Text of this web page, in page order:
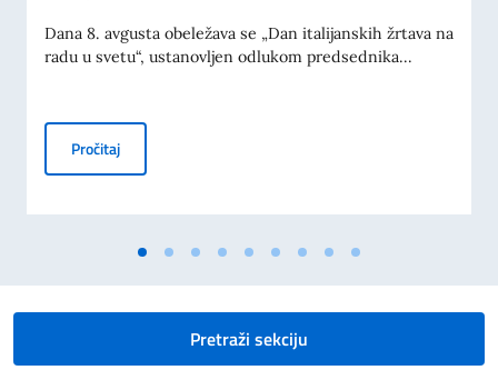
Dana 8. avgusta obeležava se „Dan italijanskih žrtava na
radu u svetu“, ustanovljen odlukom predsednika...
PročitajKOMEMORACIJA 70. GODIŠNJICE TRAGEDIJE U MESTU
Pretraži sekciju